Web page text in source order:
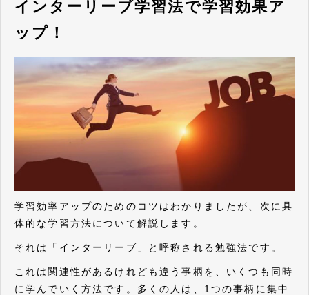
インターリーブ学習法で学習効果ア
ップ！
学習効率アップのためのコツはわかりましたが、次に具
体的な学習方法について解説します。
それは「インターリーブ」と呼称される勉強法です。
これは関連性があるけれども違う事柄を、いくつも同時
に学んでいく方法です。多くの人は、1つの事柄に集中